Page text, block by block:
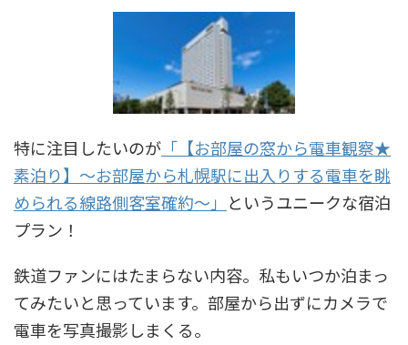
特に注目したいのが 「【お部屋の窓から電車観察★
素泊り】〜お部屋から札幌駅に出入りする電車を眺
められる線路側客室確約〜」 というユニークな宿泊
プラン！
鉄道ファンにはたまらない内容。私もいつか泊まっ
てみたいと思っています。部屋から出ずにカメラで
電車を写真撮影しまくる。